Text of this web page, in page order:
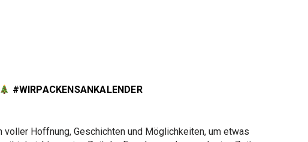
#WIRPACKENSANKALENDER
voller Hoffnung, Geschichten und Möglichkeiten, um etwas